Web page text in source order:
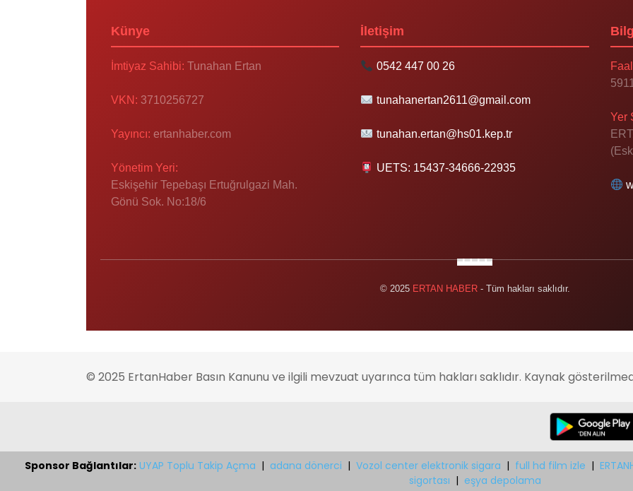
Künye
İmtiyaz Sahibi: Tunahan Ertan
VKN: 3710256727
Yayıncı: ertanhaber.com
Yönetim Yeri:
Eskişehir Tepebaşı Ertuğrulgazi Mah.
Gönü Sok. No:18/6
İletişim
0542 447 00 26
tunahanertan2611@gmail.com
tunahan.ertan@hs01.kep.tr
UETS: 15437-34666-22935
Yer
© 2025 ERTAN HABER- Tüm hakları saklıdır.
© 2025 ErtanHaber Basın Kanunu ve ilgili mevzuat uyarınca tüm hakları saklıdır. Kaynak
Sponsor Bağlantılar: UYAP Toplu Takip Açma | adana dönerci | Vozol center elektronik sigara | full hd film izle |
sigortası | eşya depolama